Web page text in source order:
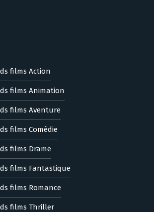
films Action
films Animation
films Aventure
films Comédie
films Drame
films Fantastique
films Romance
films Thriller